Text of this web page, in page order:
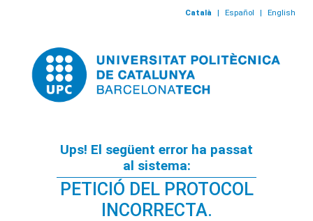
Català | Español | English
Ups! El següent error ha passat
al sistema:
PETICIÓ DEL PROTOCOL
INCORRECTA.